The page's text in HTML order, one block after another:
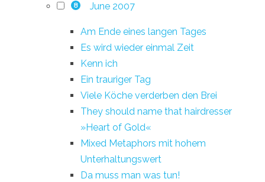
8 June 2007
Am Ende eines langen Tages
Es wird wieder einmal Zeit
Kenn ich
Ein trauriger Tag
Viele Köche verderben den Brei
They should name that hairdresser
»Heart of Gold«
Mixed Metaphors mit hohem
Unterhaltungswert
Da muss man was tun!